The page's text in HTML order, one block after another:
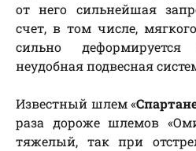
от него сильнейшая
счет, в том числе,
сильно
неудобная подвесная
Известный шлем «
раза дороже шлемов
тяжелый, так при